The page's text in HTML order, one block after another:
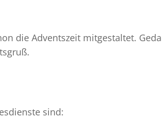
die Adventszeit mitgestaltet.
sind: